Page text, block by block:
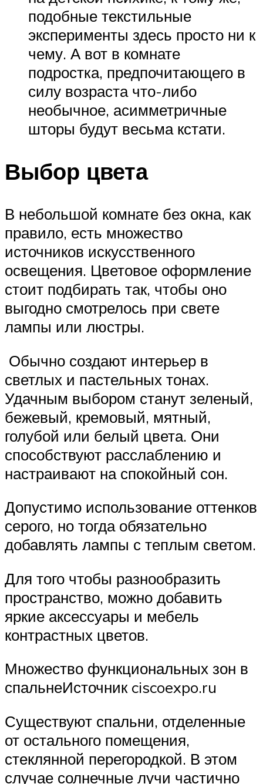
подобные текстильные
эксперименты здесь просто ни к
чему. А вот в комнате
подростка, предпочитающего в
силу возраста что-либо
необычное, асимметричные
шторы будут весьма кстати.
Выбор цвета
В небольшой комнате без окна, как
правило, есть множество
источников искусственного
освещения. Цветовое оформление
стоит подбирать так, чтобы оно
выгодно смотрелось при свете
лампы или люстры.
Обычно создают интерьер в
светлых и пастельных тонах.
Удачным выбором станут зеленый,
бежевый, кремовый, мятный,
голубой или белый цвета. Они
способствуют расслаблению и
настраивают на спокойный сон.
Допустимо использование оттенков
серого, но тогда обязательно
добавлять лампы с теплым светом.
Для того чтобы разнообразить
пространство, можно добавить
яркие аксессуары и мебель
контрастных цветов.
Множество функциональных зон в
спальнеИсточник ciscoexpo.ru
Существуют спальни, отделенные
от остального помещения,
стеклянной перегородкой. В этом
случае солнечные лучи частично